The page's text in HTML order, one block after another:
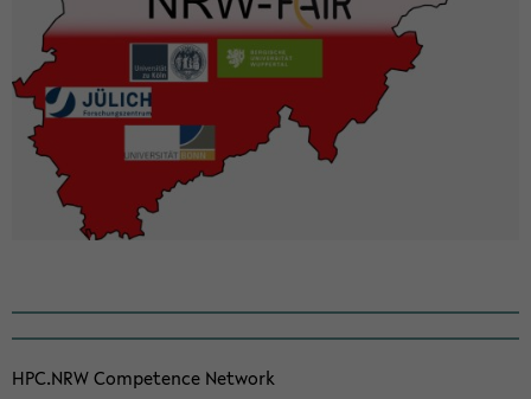
HPC.NRW Com­pe­tence Net­work